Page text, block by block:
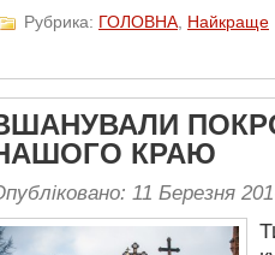
Рубрика: ГОЛОВНА Найкраще
КРАЮ
11 Березня